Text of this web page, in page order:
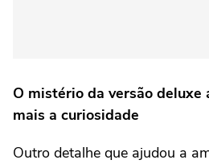
O mistério da versão deluxe
mais a curiosidade
Outro detalhe que ajudou a